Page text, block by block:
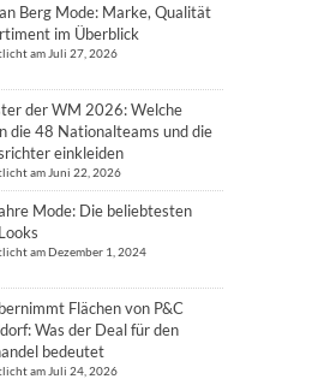
Berg Mode: Marke, Qualität
im Überblick
am Juli 27, 2026
der WM 2026: Welche
die 48 Nationalteams und die
einkleiden
am Juni 22, 2026
Mode: Die beliebtesten
am Dezember 1, 2024
Flächen von P&C
Was der Deal für den
bedeutet
am Juli 24, 2026